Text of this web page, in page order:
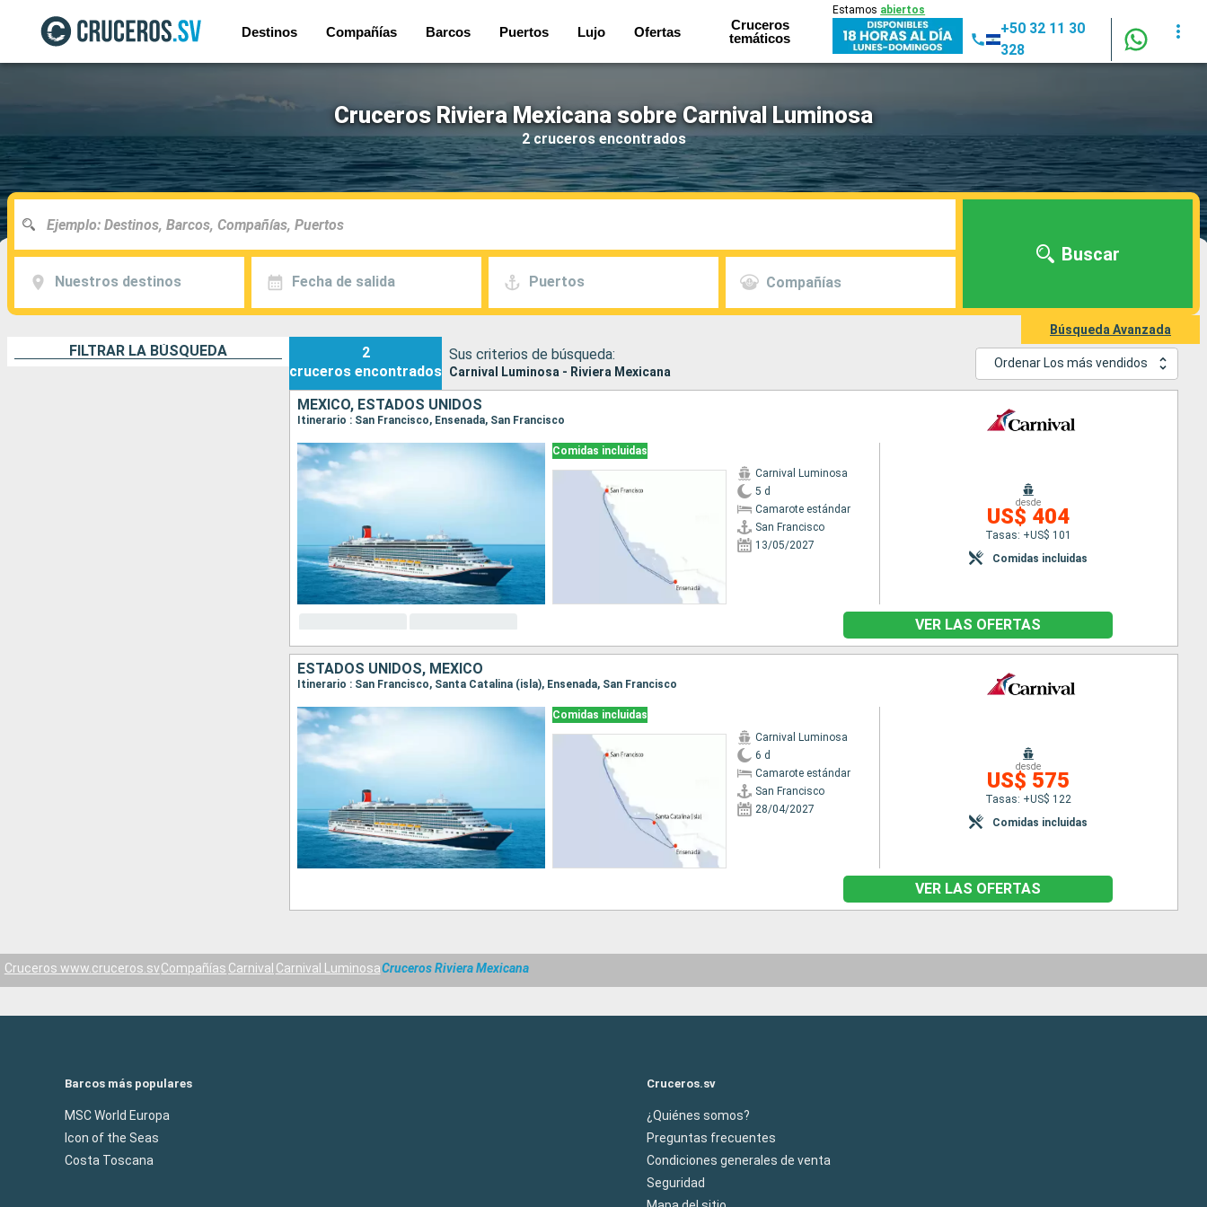
Destinos Compañías Barcos Puertos Lujo Ofertas
Cruceros
temáticos
Estamos abiertos
+50 32 11 30
328
Cruceros Riviera Mexicana sobre Carnival Luminosa
2 cruceros encontrados
Nuestros destinos Fecha de salida Puertos Compañías
Buscar
Búsqueda Avanzada
FILTRAR LA BÚSQUEDA
2
cruceros encontrados
Sus criterios de búsqueda:
Carnival Luminosa - Riviera Mexicana
Ordenar Los más vendidos
MÉXICO, ESTADOS UNIDOS
Itinerario : San Francisco, Ensenada, San Francisco
Comidas incluidas
Carnival Luminosa
5 d
Camarote estándar
San Francisco
13/05/2027
desde
US$ 404
Tasas: +US$ 101
Comidas incluidas
VER LAS OFERTAS
ESTADOS UNIDOS, MÉXICO
Itinerario : San Francisco, Santa Catalina (isla), Ensenada, San Francisco
Comidas incluidas
Carnival Luminosa
6 d
Camarote estándar
San Francisco
28/04/2027
desde
US$ 575
Tasas: +US$ 122
Comidas incluidas
VER LAS OFERTAS
Cruceros www.cruceros.svCompañías Carnival Carnival LuminosaCruceros Riviera Mexicana
Barcos más populares
MSC World Europa
Icon of the Seas
Costa Toscana
Cruceros.sv
¿Quiénes somos?
Preguntas frecuentes
Condiciones generales de venta
Seguridad